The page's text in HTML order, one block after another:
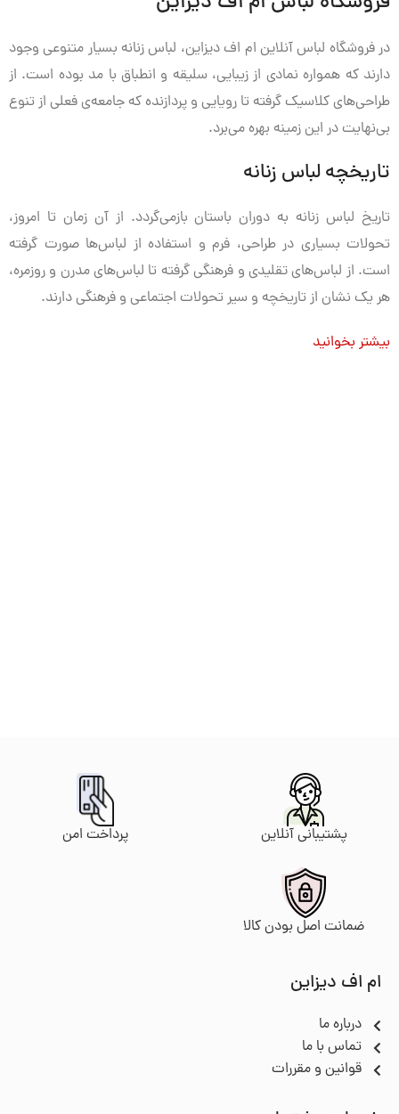
در فروشگاه لباس آنلاین ام اف دیزاین، لباس زنانه بسیار متنوعی وجود
دارند که همواره نمادی از زیبایی، سلیقه و انطباق با مد بوده است. از
طراحی‌های کلاسیک گرفته تا رویایی و پردازنده که جامعه‌ی فعلی از تنوع
بی‌نهایت در این زمینه بهره می‌برد.
تاریخچه لباس زنانه
تاریخ لباس زنانه به دوران باستان بازمی‌گردد. از آن زمان تا امروز،
تحولات بسیاری در طراحی، فرم و استفاده از لباس‌ها صورت گرفته
است. از لباس‌های تقلیدی و فرهنگی گرفته تا لباس‌های مدرن و روزمره،
هر یک نشان از تاریخچه و سیر تحولات اجتماعی و فرهنگی دارند.
بیشتر بخوانید
پشتیبانی آنلاین پرداخت امن
ضمانت اصل بودن کالا
ام اف دیزاین
درباره ما
تماس با ما
قوانین و مقررات